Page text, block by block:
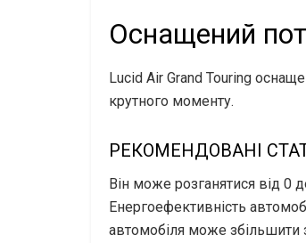
Оснащений
Lucid Air Grand Touring
крутного моменту.
РЕКОМЕНДОВАНІ
Він може розганятися від
Енергоефективність
автомобіля може збільшити